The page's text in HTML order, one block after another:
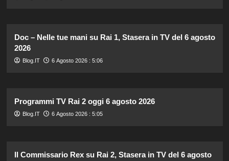
Doc – Nelle tue mani su Rai 1, Stasera in TV del 6 agosto
2026
Blog.IT 6 Agosto 2026 : 5:06
Programmi TV Rai 2 oggi 6 agosto 2026
Blog.IT 6 Agosto 2026 : 5:05
Il Commissario Rex su Rai 2, Stasera in TV del 6 agosto